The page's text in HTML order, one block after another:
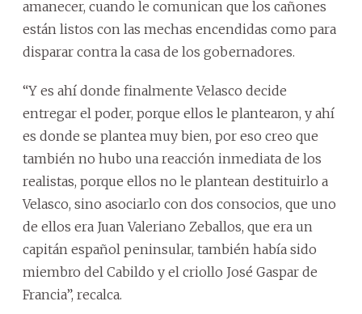
amanecer, cuando le comunican que los cañones
están listos con las mechas encendidas como para
disparar contra la casa de los gobernadores.
“Y es ahí donde finalmente Velasco decide
entregar el poder, porque ellos le plantearon, y ahí
es donde se plantea muy bien, por eso creo que
también no hubo una reacción inmediata de los
realistas, porque ellos no le plantean destituirlo a
Velasco, sino asociarlo con dos consocios, que uno
de ellos era Juan Valeriano Zeballos, que era un
capitán español peninsular, también había sido
miembro del Cabildo y el criollo José Gaspar de
Francia”, recalca.